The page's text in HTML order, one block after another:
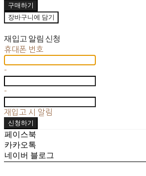
구매하기
장바구니에 담기
재입고 알림 신청
휴대폰 번호
-
-
재입고 시 알림
신청하기
페이스북
카카오톡
네이버 블로그